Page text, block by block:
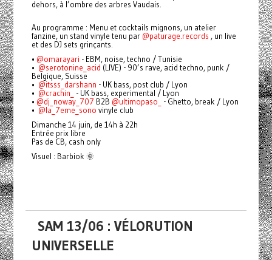
dehors, à l’ombre des arbres Vaudais.
Au programme : Menu et cocktails mignons, un atelier
fanzine, un stand vinyle tenu par @paturage.records , un live
et des DJ sets grinçants.
•⁠ @omarayari - EBM, noise, techno / Tunisie
•⁠ ⁠⁠ @serotonine_acid (LIVE) - 90’s rave, acid techno, punk /
Belgique, Suisse
•⁠ ⁠⁠⁠ @itsss_darshann - UK bass, post club / Lyon
•⁠ ⁠⁠ @crachin_
- UK bass, experimental / Lyon
•⁠ @dj_noway_707 B2B @ultimopaso_
- Ghetto, break / Lyon
•⁠ ⁠ @la_7eme_sono vinyle club
Dimanche 14 juin, de 14h à 22h
Entrée prix libre
Pas de CB, cash only
Visuel : Barbiok 🌞
SAM 13/06 : VÉLORUTION
UNIVERSELLE